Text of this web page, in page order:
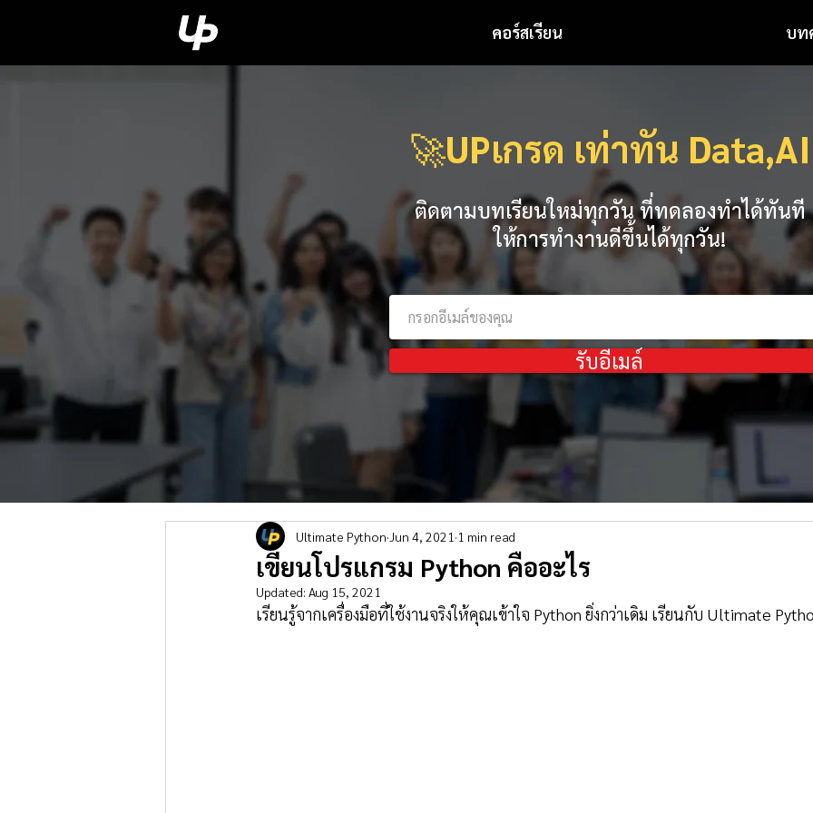
คอร์สเรียน บท
🚀UPเกรด เท่าทัน Data,AI
ติดตามบทเรียนใหม่ทุกวัน ที่ทดลองทำได้ทันที
ให้การทำงานดีขึ้นได้ทุกวัน!
รับอีเมล์
เขียนโปรแกรม Python คืออะไร
Ultimate Python Jun 4, 2021 1 min read
Updated: Aug 15, 2021
เรียนรู้จากเครื่องมือที่ใช้งานจริงให้คุณเข้าใจ Python ยิ่งกว่าเดิม เรียนกับ Ultimate